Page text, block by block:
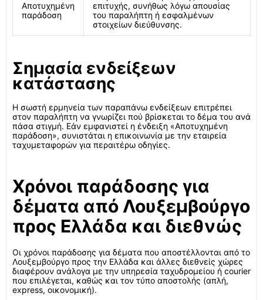
Αποτυχημένη
παράδοση
επιτυχής, συνήθως λόγω απουσίας
του παραλήπτη ή εσφαλμένων
στοιχείων διεύθυνσης.
Σημασία ενδείξεων
κατάστασης
Η σωστή ερμηνεία των παραπάνω ενδείξεων επιτρέπει
στον παραλήπτη να γνωρίζει πού βρίσκεται το δέμα του ανά
πάσα στιγμή. Εάν εμφανιστεί η ένδειξη «Αποτυχημένη
παράδοση», συνιστάται η επικοινωνία με την εταιρεία
ταχυμεταφορών για περαιτέρω οδηγίες.
Χρόνοι παράδοσης για
δέματα από Λουξεμβούργο
προς Ελλάδα και διεθνώς
Οι χρόνοι παράδοσης για δέματα που αποστέλλονται από το
Λουξεμβούργο προς την Ελλάδα και άλλες διεθνείς χώρες
διαφέρουν ανάλογα με την υπηρεσία ταχυδρομείου ή courier
που επιλέγεται, καθώς και τον τύπο αποστολής (απλή,
express, οικονομική).